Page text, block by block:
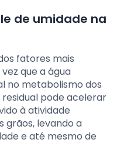
de umidade na
fatores mais
que a água
no metabolismo dos
pode acelerar
à atividade
grãos, levando a
e até mesmo de